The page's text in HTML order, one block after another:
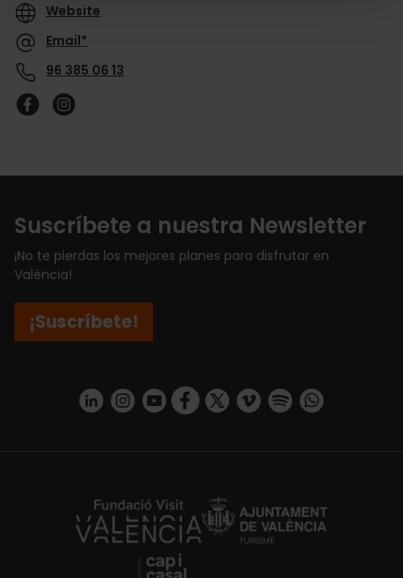
Website
Email*
96 385 06 13
Suscríbete a nuestra Newsletter
¡No te pierdas los mejores planes para disfrutar en
València!
¡Suscríbete!
https://www.linkedin.com/company/turismo-valencia/mycompany/
https://www.instagram.com/visit_valencia/
https://www.youtube.com/user/
https://www.facebook.com/
https://twitter.com/
https://vimeo.com/
https://https://api.whatsapp.com/
https://fundacion.visitvalencia.com/